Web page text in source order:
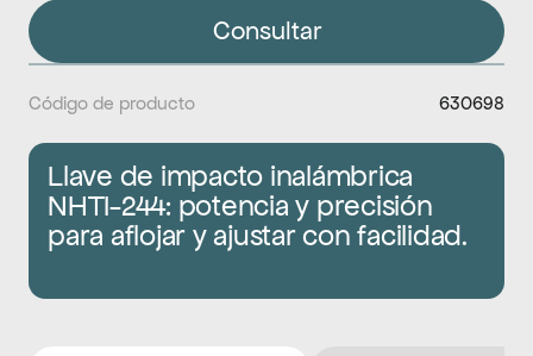
Consultar
Código de producto 630698
Llave de impacto inalámbrica
NHTI-244: potencia y precisión
para aflojar y ajustar con facilidad.